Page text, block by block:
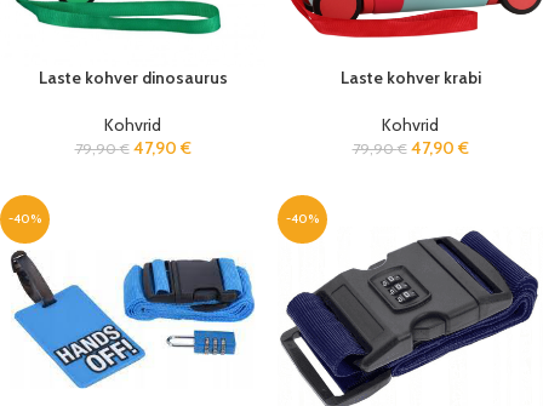
Laste kohver dinosaurus
Kohvrid
79,90€ 47,90 €
Laste kohver krabi
Kohvrid
79,90€ 47,90 €
-40% -40%